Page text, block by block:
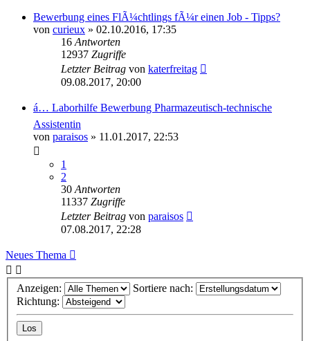
Bewerbung eines FlÃ¼chtlings fÃ¼r einen Job - Tipps?
von curieux » 02.10.2016, 17:35
16 Antworten
12937 Zugriffe
Letzter Beitrag von katerfreitag
09.08.2017, 20:00
á… Laborhilfe Bewerbung Pharmazeutisch-technische
Assistentin
von paraisos » 11.01.2017, 22:53
1
2
30 Antworten
11337 Zugriffe
Letzter Beitrag von paraisos
07.08.2017, 22:28
Neues Thema
Anzeigen:
Sortiere nach:
Richtung: